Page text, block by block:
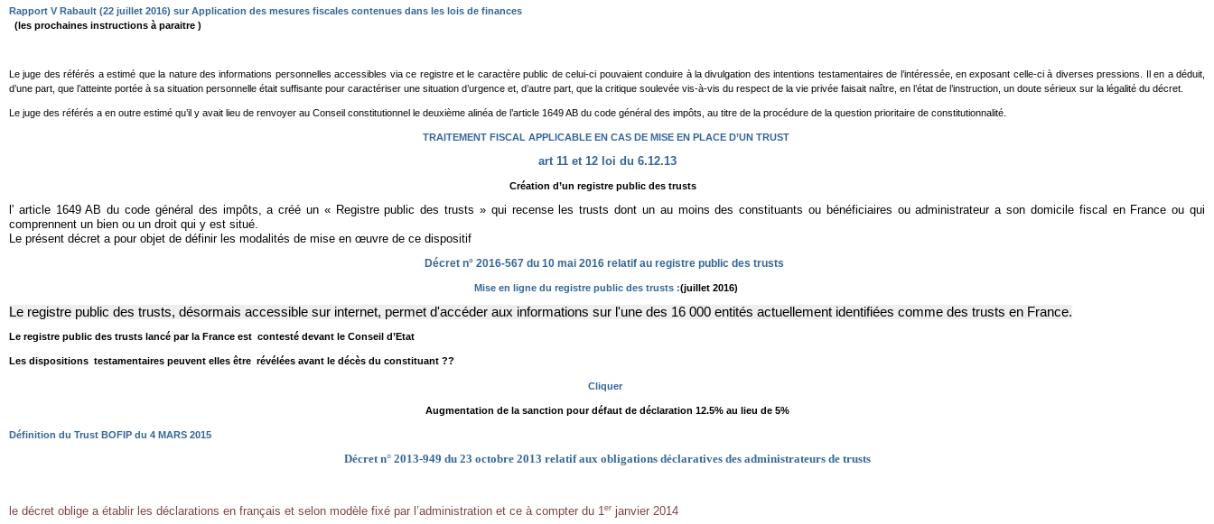
Rapport V Rabault (22 juillet 2016) sur Application des mesures fiscales contenues dans les lois de finances
(les prochaines instructions à paraitre )
Le juge des référés a estimé que la nature des informations personnelles accessibles via ce registre et le caractère public de celui-ci pouvaient conduire à la divulgation des intentions testamentaires de l’intéressée, en exposant celle-ci à diverses pressions. Il en a déduit,
d’une part, que l’atteinte portée à sa situation personnelle était suffisante pour caractériser une situation d’urgence et, d’autre part, que la critique soulevée vis-à-vis du respect de la vie privée faisait naître, en l’état de l’instruction, un doute sérieux sur la légalité du décret.
Le juge des référés a en outre estimé qu’il y avait lieu de renvoyer au Conseil constitutionnel le deuxième alinéa de l’article 1649 AB du code général des impôts, au titre de la procédure de la question prioritaire de constitutionnalité.
TRAITEMENT FISCAL APPLICABLE EN CAS DE MISE EN PLACE D’UN TRUST
art 11 et 12 loi du 6.12.13
Création d’un registre public des trusts
l' article 1649 AB du code général des impôts, a créé un « Registre public des trusts » qui recense les trusts dont un au moins des constituants ou bénéficiaires ou administrateur a son domicile fiscal en France ou qui
comprennent un bien ou un droit qui y est situé.
Le présent décret a pour objet de définir les modalités de mise en œuvre de ce dispositif
Décret n° 2016-567 du 10 mai 2016 relatif au registre public des trusts
Mise en ligne du registre public des trusts :(juillet 2016)
Le registre public des trusts, désormais accessible sur internet, permet d'accéder aux informations sur l'une des 16 000 entités actuellement identifiées comme des trusts en France.
Le registre public des trusts lancé par la France est contesté devant le Conseil d’Etat
Les dispositions testamentaires peuvent elles être révélées avant le décès du constituant ??
Cliquer
Augmentation de la sanction pour défaut de déclaration 12.5% au lieu de 5%
Définition du Trust BOFIP du 4 MARS 2015
Décret n° 2013-949 du 23 octobre 2013 relatif aux obligations déclaratives des administrateurs de trusts
le décret oblige a établir les déclarations en français et selon modèle fixé par l’administration et ce à compter du 1 er janvier 2014